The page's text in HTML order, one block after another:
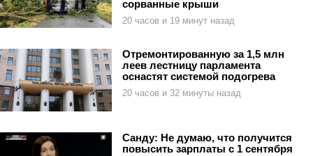
сорванные крыши
20 часов и 19 минут назад
Отремонтированную за 1,5 млн
леев лестницу парламента
оснастят системой подогрева
20 часов и 32 минуты назад
Санду: Не думаю, что получится
повысить зарплаты с 1 сентября